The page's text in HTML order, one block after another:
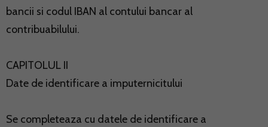
bancii si codul IBAN al contului bancar al
contribuabilului.
CAPITOLUL II
Date de identificare a imputernicitului
Se completeaza cu datele de identificare a